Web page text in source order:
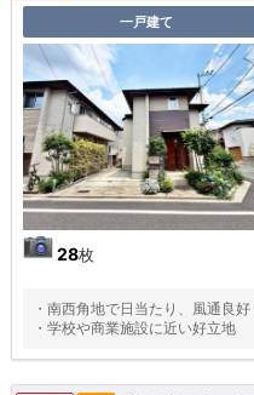
一戸建て
28枚
・南西角地で日当たり、風通良
・学校や商業施設に近い好立地